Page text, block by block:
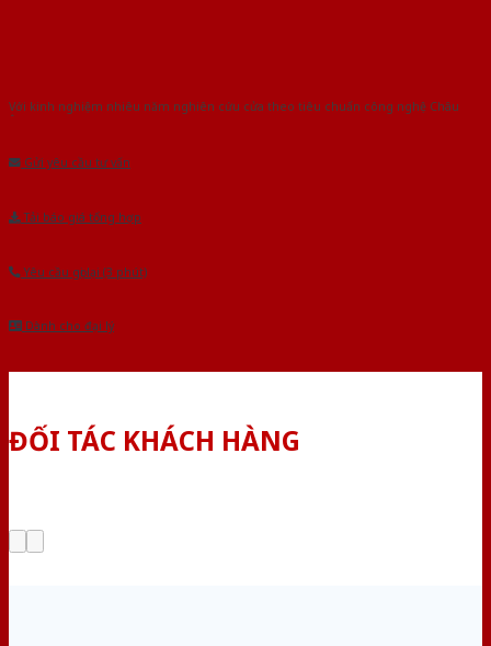
Với kinh nghiệm nhiêu năm nghiên cứu cửa theo tiêu chuẩn công nghệ Châu
Gửi yêu cầu tư vấn
Tải báo giá tổng hợp
Yêu cầu gọi lại (3 phút)
Dành cho đại lý
ĐỐI TÁC KHÁCH HÀNG